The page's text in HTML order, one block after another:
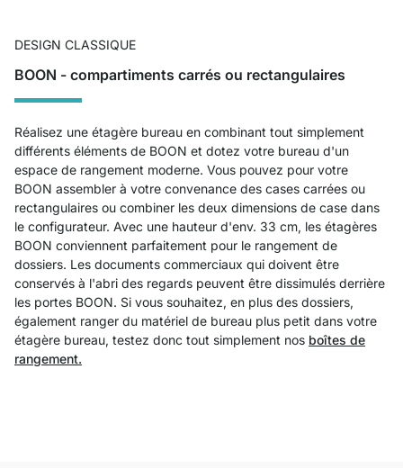
DESIGN CLASSIQUE
BOON - compartiments carrés ou rectangulaires
Réalisez une étagère bureau en combinant tout simplement
différents éléments de BOON et dotez votre bureau d'un
espace de rangement moderne. Vous pouvez pour votre
BOON assembler à votre convenance des cases carrées ou
rectangulaires ou combiner les deux dimensions de case dans
le configurateur. Avec une hauteur d'env. 33 cm, les étagères
BOON conviennent parfaitement pour le rangement de
dossiers. Les documents commerciaux qui doivent être
conservés à l'abri des regards peuvent être dissimulés derrière
les portes BOON. Si vous souhaitez, en plus des dossiers,
également ranger du matériel de bureau plus petit dans votre
étagère bureau, testez donc tout simplement nos boîtes de
rangement.